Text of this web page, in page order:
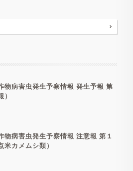
物病害虫発生予察情報 発生予報 第
）
物病害虫発生予察情報 注意報 第１
カメムシ類）